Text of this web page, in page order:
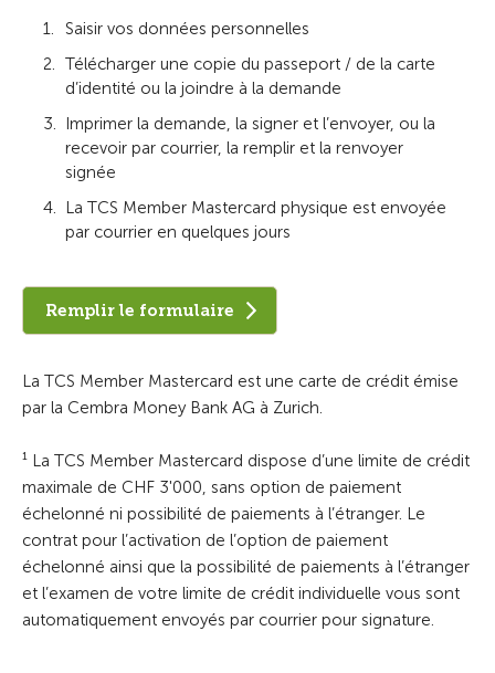
Saisir vos données personnelles
Télécharger une copie du passeport / de la carte
d’identité ou la joindre à la demande
Imprimer la demande, la signer et l’envoyer, ou la
recevoir par courrier, la remplir et la renvoyer
signée
La TCS Member Mastercard physique est envoyée
par courrier en quelques jours
Remplir le formulaire
La TCS Member Mastercard est une carte de crédit émise
par la Cembra Money Bank AG à Zurich.
¹ La TCS Member Mastercard dispose d’une limite de crédit
maximale de CHF 3'000, sans option de paiement
échelonné ni possibilité de paiements à l’étranger. Le
contrat pour l’activation de l’option de paiement
échelonné ainsi que la possibilité de paiements à l’étranger
et l’examen de votre limite de crédit individuelle vous sont
automatiquement envoyés par courrier pour signature.